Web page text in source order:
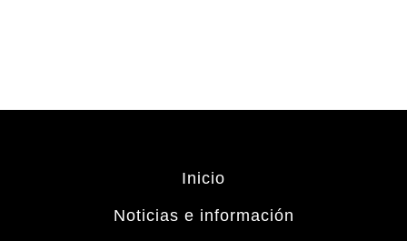
Inicio
Noticias e información